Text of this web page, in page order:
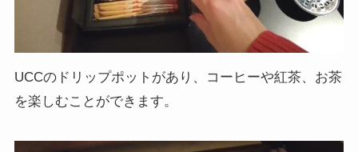
UCCのドリップポットがあり、コーヒーや紅茶、お茶
を楽しむことができます。